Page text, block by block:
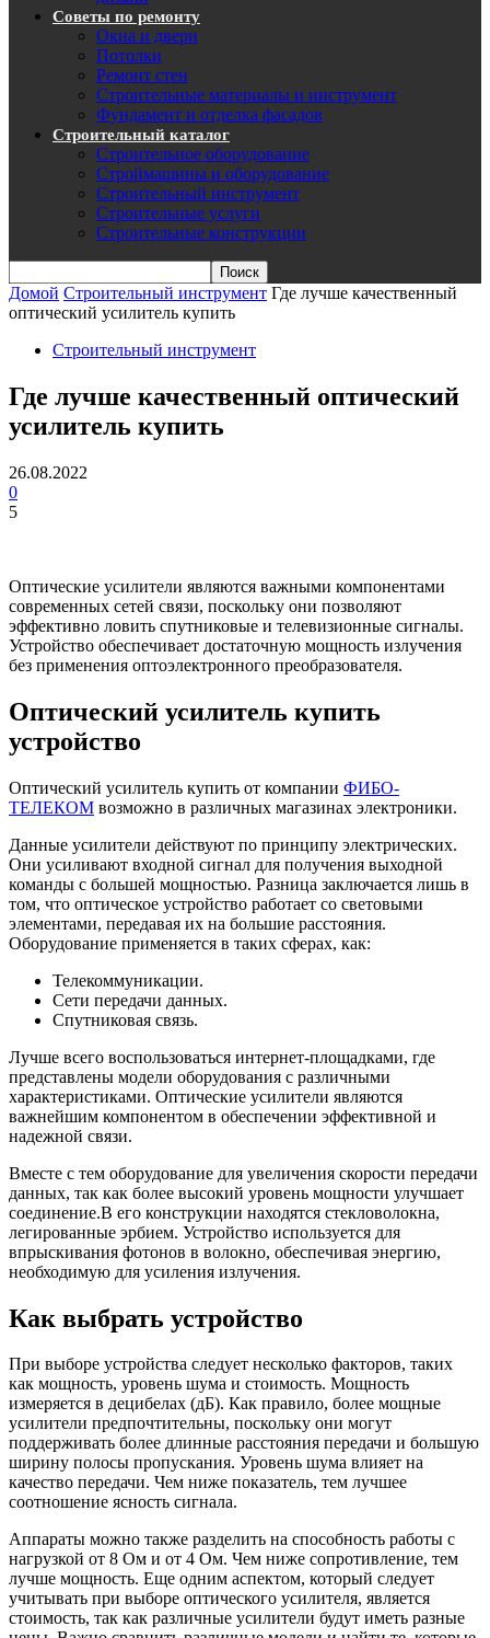
Советы по ремонту
Окна и двери
Потолки
Ремонт стен
Строительные материалы и инструмент
Фундамент и отделка фасадов
Строительный каталог
Строительное оборудование
Строймашины и оборудование
Строительный инструмент
Строительные услуги
Строительные конструкции
Домой Строительный инструмент Где лучше качественный
оптический усилитель купить
Строительный инструмент
Где лучше качественный оптический
усилитель купить
26.08.2022
0
5
Оптические усилители являются важными компонентами
современных сетей связи, поскольку они позволяют
эффективно ловить спутниковые и телевизионные сигналы.
Устройство обеспечивает достаточную мощность излучения
без применения оптоэлектронного преобразователя.
Оптический усилитель купить
устройство
Оптический усилитель купить от компании ФИБО-
ТЕЛЕКОМ возможно в различных магазинах электроники.
Данные усилители действуют по принципу электрических.
Они усиливают входной сигнал для получения выходной
команды с большей мощностью. Разница заключается лишь в
том, что оптическое устройство работает со световыми
элементами, передавая их на большие расстояния.
Оборудование применяется в таких сферах, как:
Телекоммуникации.
Cети передачи данных.
Cпутниковая связь.
Лучше всего воспользоваться интернет-площадками, где
представлены модели оборудования с различными
характеристиками. Оптические усилители являются
важнейшим компонентом в обеспечении эффективной и
надежной связи.
Вместе с тем оборудование для увеличения скорости передачи
данных, так как более высокий уровень мощности улучшает
соединение.В его конструкции находятся стекловолокна,
легированные эрбием. Устройство используется для
впрыскивания фотонов в волокно, обеспечивая энергию,
необходимую для усиления излучения.
Как выбрать устройство
При выборе устройства следует несколько факторов, таких
как мощность, уровень шума и стоимость. Мощность
измеряется в децибелах (дБ). Как правило, более мощные
усилители предпочтительны, поскольку они могут
поддерживать более длинные расстояния передачи и большую
ширину полосы пропускания. Уровень шума влияет на
качество передачи. Чем ниже показатель, тем лучшее
соотношение ясность сигнала.
Аппараты можно также разделить на способность работы с
нагрузкой от 8 Ом и от 4 Ом. Чем ниже сопротивление, тем
лучше мощность. Еще одним аспектом, который следует
учитывать при выборе оптического усилителя, является
стоимость, так как различные усилители будут иметь разные